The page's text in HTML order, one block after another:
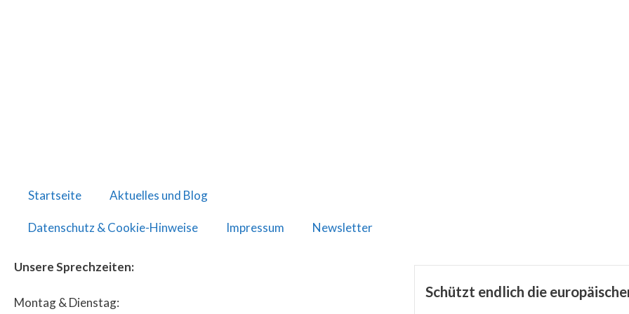
Startseite Aktuelles und Blog
Datenschutz & Cookie-Hinweise Impressum Newsletter
Unsere Sprechzeiten:
Montag & Dienstag:
Schützt endlich die